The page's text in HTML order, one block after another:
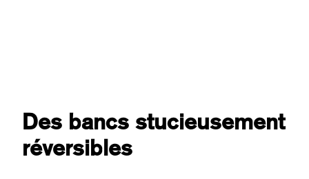
Des bancs stucieusement
réversibles